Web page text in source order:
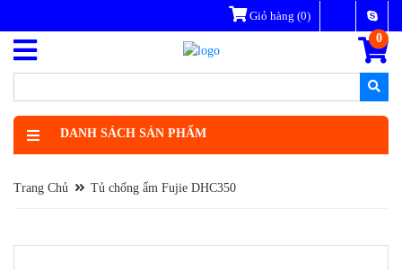
Giỏ hàng (0)
0
DANH SÁCH SẢN PHẨM
Trang Chủ Tủ chống ẩm Fujie DHC350